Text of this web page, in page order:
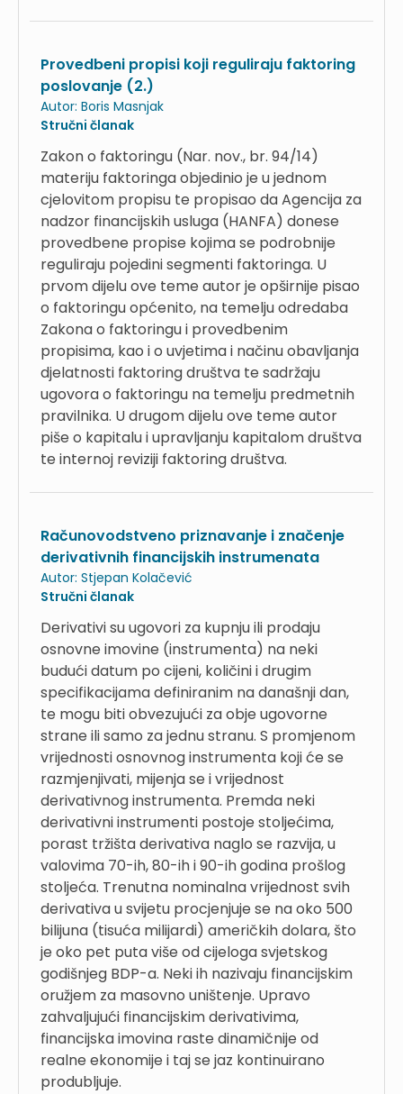
Provedbeni propisi koji reguliraju faktoring
poslovanje (2.)
Autor: Boris Masnjak
Stručni članak
Zakon o faktoringu (Nar. nov., br. 94/14)
materiju faktoringa objedinio je u jednom
cjelovitom propisu te propisao da Agencija za
nadzor financijskih usluga (HANFA) donese
provedbene propise kojima se podrobnije
reguliraju pojedini segmenti faktoringa. U
prvom dijelu ove teme autor je opširnije pisao
o faktoringu općenito, na temelju odredaba
Zakona o faktoringu i provedbenim
propisima, kao i o uvjetima i načinu obavljanja
djelatnosti faktoring društva te sadržaju
ugovora o faktoringu na temelju predmetnih
pravilnika. U drugom dijelu ove teme autor
piše o kapitalu i upravljanju kapitalom društva
te internoj reviziji faktoring društva.
Računovodstveno priznavanje i značenje
derivativnih financijskih instrumenata
Autor: Stjepan Kolačević
Stručni članak
Derivativi su ugovori za kupnju ili prodaju
osnovne imovine (instrumenta) na neki
budući datum po cijeni, količini i drugim
specifikacijama definiranim na današnji dan,
te mogu biti obvezujući za obje ugovorne
strane ili samo za jednu stranu. S promjenom
vrijednosti osnovnog instrumenta koji će se
razmjenjivati, mijenja se i vrijednost
derivativnog instrumenta. Premda neki
derivativni instrumenti postoje stoljećima,
porast tržišta derivativa naglo se razvija, u
valovima 70-ih, 80-ih i 90-ih godina prošlog
stoljeća. Trenutna nominalna vrijednost svih
derivativa u svijetu procjenjuje se na oko 500
bilijuna (tisuća milijardi) američkih dolara, što
je oko pet puta više od cijeloga svjetskog
godišnjeg BDP-a. Neki ih nazivaju financijskim
oružjem za masovno uništenje. Upravo
zahvaljujući financijskim derivativima,
financijska imovina raste dinamičnije od
realne ekonomije i taj se jaz kontinuirano
produbljuje.